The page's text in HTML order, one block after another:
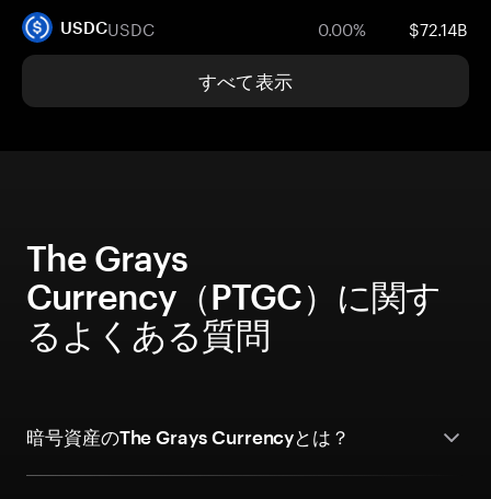
USDCUSDC 0.00% $72.14B
すべて表示
The Grays
Currency（PTGC）に関す
るよくある質問
暗号資産のThe Grays Currencyとは？